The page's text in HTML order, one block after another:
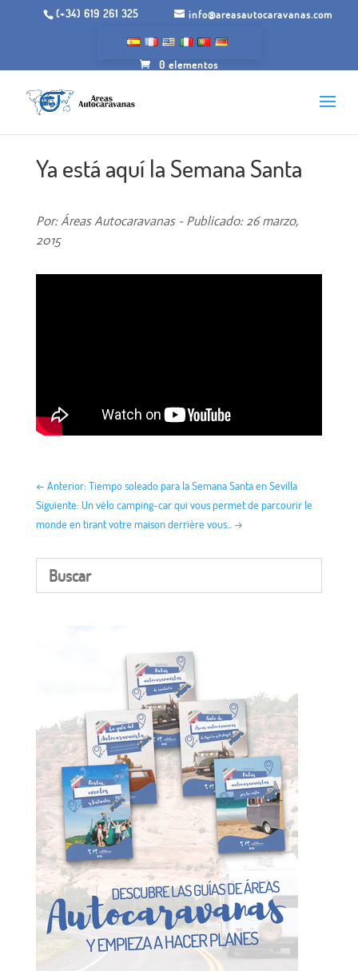
(+34) 619 261 325 info@areasautocaravanas.com
0 elementos
Ya está aquí la Semana Santa
Por: Áreas Autocaravanas - Publicado: 26 marzo,
2015
← Anterior: Tiempo soleado para la Semana Santa en Sevilla
Siguiente: Un vélo camping-car qui vous permet de parcourir le
monde en tirant votre maison derrière vous... →